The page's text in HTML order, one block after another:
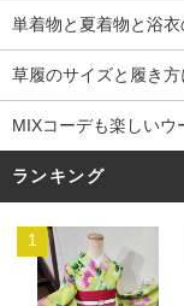
単着物と夏着物と浴
草履のサイズと履き方
MIXコーデも楽しいウ
ランキング
1